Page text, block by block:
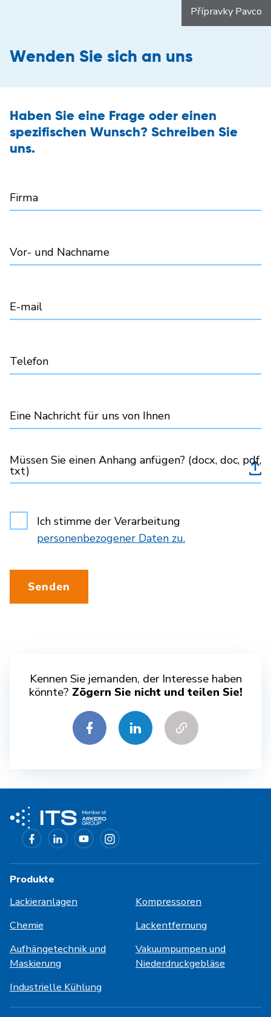
Přípravky Pavco
Wenden Sie sich an uns
Haben Sie eine Frage oder einen
spezifischen Wunsch? Schreiben Sie
uns.
Firma
Vor- und Nachname
E-mail
Telefon
Eine Nachricht für uns von Ihnen
Müssen Sie einen Anhang anfügen? (docx, doc, pdf,
txt)
Ich stimme der Verarbeitung
personenbezogener Daten zu.
Senden
Kennen Sie jemanden, der Interesse haben
könnte? Zögern Sie nicht und teilen Sie!
Produkte
Lackieranlagen
Kompressoren
Chemie
Lackentfernung
Aufhängetechnik und
Maskierung
Vakuumpumpen und
Niederdruckgebläse
Industrielle Kühlung